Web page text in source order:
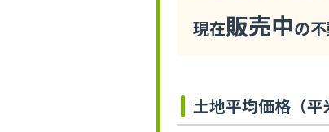
現在販売中の
土地平均価格（